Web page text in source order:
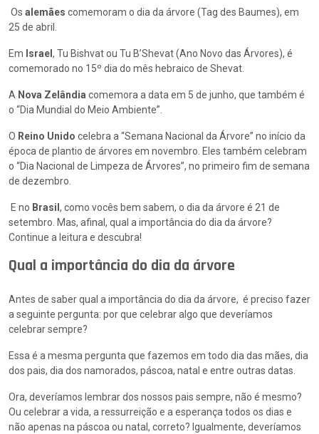
Os alemães comemoram o dia da árvore (Tag des Baumes), em
25 de abril.
Em Israel , Tu Bishvat ou Tu B’Shevat (Ano Novo das Árvores), é
comemorado no 15º dia do mês hebraico de Shevat.
A Nova Zelândia comemora a data em 5 de junho, que também é
o “Dia Mundial do Meio Ambiente”.
O Reino Unido celebra a “Semana Nacional da Árvore” no início da
época de plantio de árvores em novembro. Eles também celebram
o “Dia Nacional de Limpeza de Árvores”, no primeiro fim de semana
de dezembro.
E no Brasil , como vocês bem sabem, o dia da árvore é 21 de
setembro. Mas, afinal, qual a importância do dia da árvore?
Continue a leitura e descubra!
Qual a importância do dia da árvore
Antes de saber qual a importância do dia da árvore, é preciso fazer
a seguinte pergunta: por que celebrar algo que deveríamos
celebrar sempre?
Essa é a mesma pergunta que fazemos em todo dia das mães, dia
dos pais, dia dos namorados, páscoa, natal e entre outras datas.
Ora, deveríamos lembrar dos nossos pais sempre, não é mesmo?
Ou celebrar a vida, a ressurreição e a esperança todos os dias e
não apenas na páscoa ou natal, correto? Igualmente, deveríamos